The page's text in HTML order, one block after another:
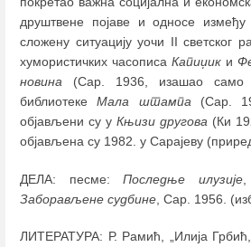
друштвене појаве и односе
сложену ситуацију уочи II светског
хумористичких часописа Капиџик и
новина (Сар. 1936, изашао само
библиотекеМала штампа(Сар.
објављени су у Књизи другова (Ки
објављена су 1982. у Сарајеву
ДЕЛА: песме:Последње илузије
Заборављене судбине , Сар. 1956.
ЛИТЕРАТУРА: Р. Рамић, „Илија